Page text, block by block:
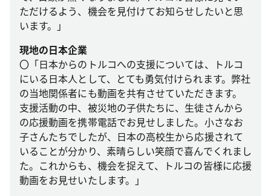
ただけるよう、機会を見付けてお知らせしたいと思
います。」
現地の日本企業
〇「日本からのトルコへの支援については、トルコ
にいる日本人として、とても勇気付けられます。弊社
の当地関係者にも動画を共有させていただきます。
支援活動の中、被災地の子供たちに、生徒さんから
の応援動画を携帯電話でお見せしました。小さなお
子さんたちでしたが、日本の高校生から応援されて
いることが分かり、素晴らしい笑顔で喜んでくれまし
た。これからも、機会を捉えて、トルコの皆様に応援
動画をお見せいたします。」